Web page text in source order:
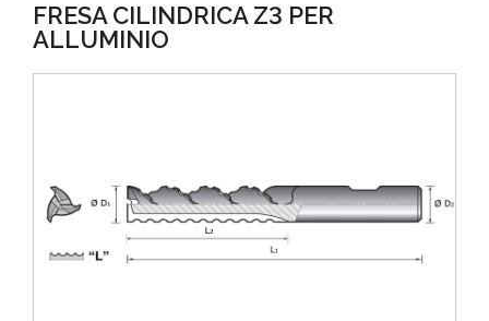
FRESA CILINDRICA Z3 PER
ALLUMINIO